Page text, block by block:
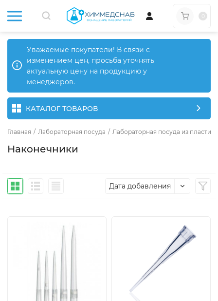
Уважаемые покупатели! В связи с
изменением цен, просьба уточнять
актуальную цену на продукцию у
менеджеров.
КАТАЛОГ ТОВАРОВ
Главная / Лабораторная посуда / Лабораторная посуда из пластика
Наконечники
Дата добавления